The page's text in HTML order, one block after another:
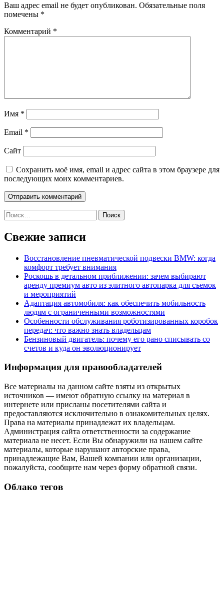
Ваш адрес email не будет опубликован. Обязательные поля
помечены *
Комментарий *
Имя *
Email *
Сайт
Сохранить моё имя, email и адрес сайта в этом браузере для
последующих моих комментариев.
Найти:
Свежие записи
Восстановление пневматической подвески BMW: когда
комфорт требует внимания
Роскошь в детальном приближении: зачем выбирают
аренду премиум авто из элитного автопарка для съемок
и мероприятий
Адаптация автомобиля: как обеспечить мобильность
людям с ограниченными возможностями
Особенности обслуживания роботизированных коробок
передач: что важно знать владельцам
Бензиновый двигатель: почему его рано списывать со
счетов и куда он эволюционирует
Информация для правообладателей
Все материалы на данном сайте взяты из открытых
источников — имеют обратную ссылку на материал в
интернете или присланы посетителями сайта и
предоставляются исключительно в ознакомительных целях.
Права на материалы принадлежат их владельцам.
Администрация сайта ответственности за содержание
материала не несет. Если Вы обнаружили на нашем сайте
материалы, которые нарушают авторские права,
принадлежащие Вам, Вашей компании или организации,
пожалуйста, сообщите нам через форму обратной связи.
Облако тегов